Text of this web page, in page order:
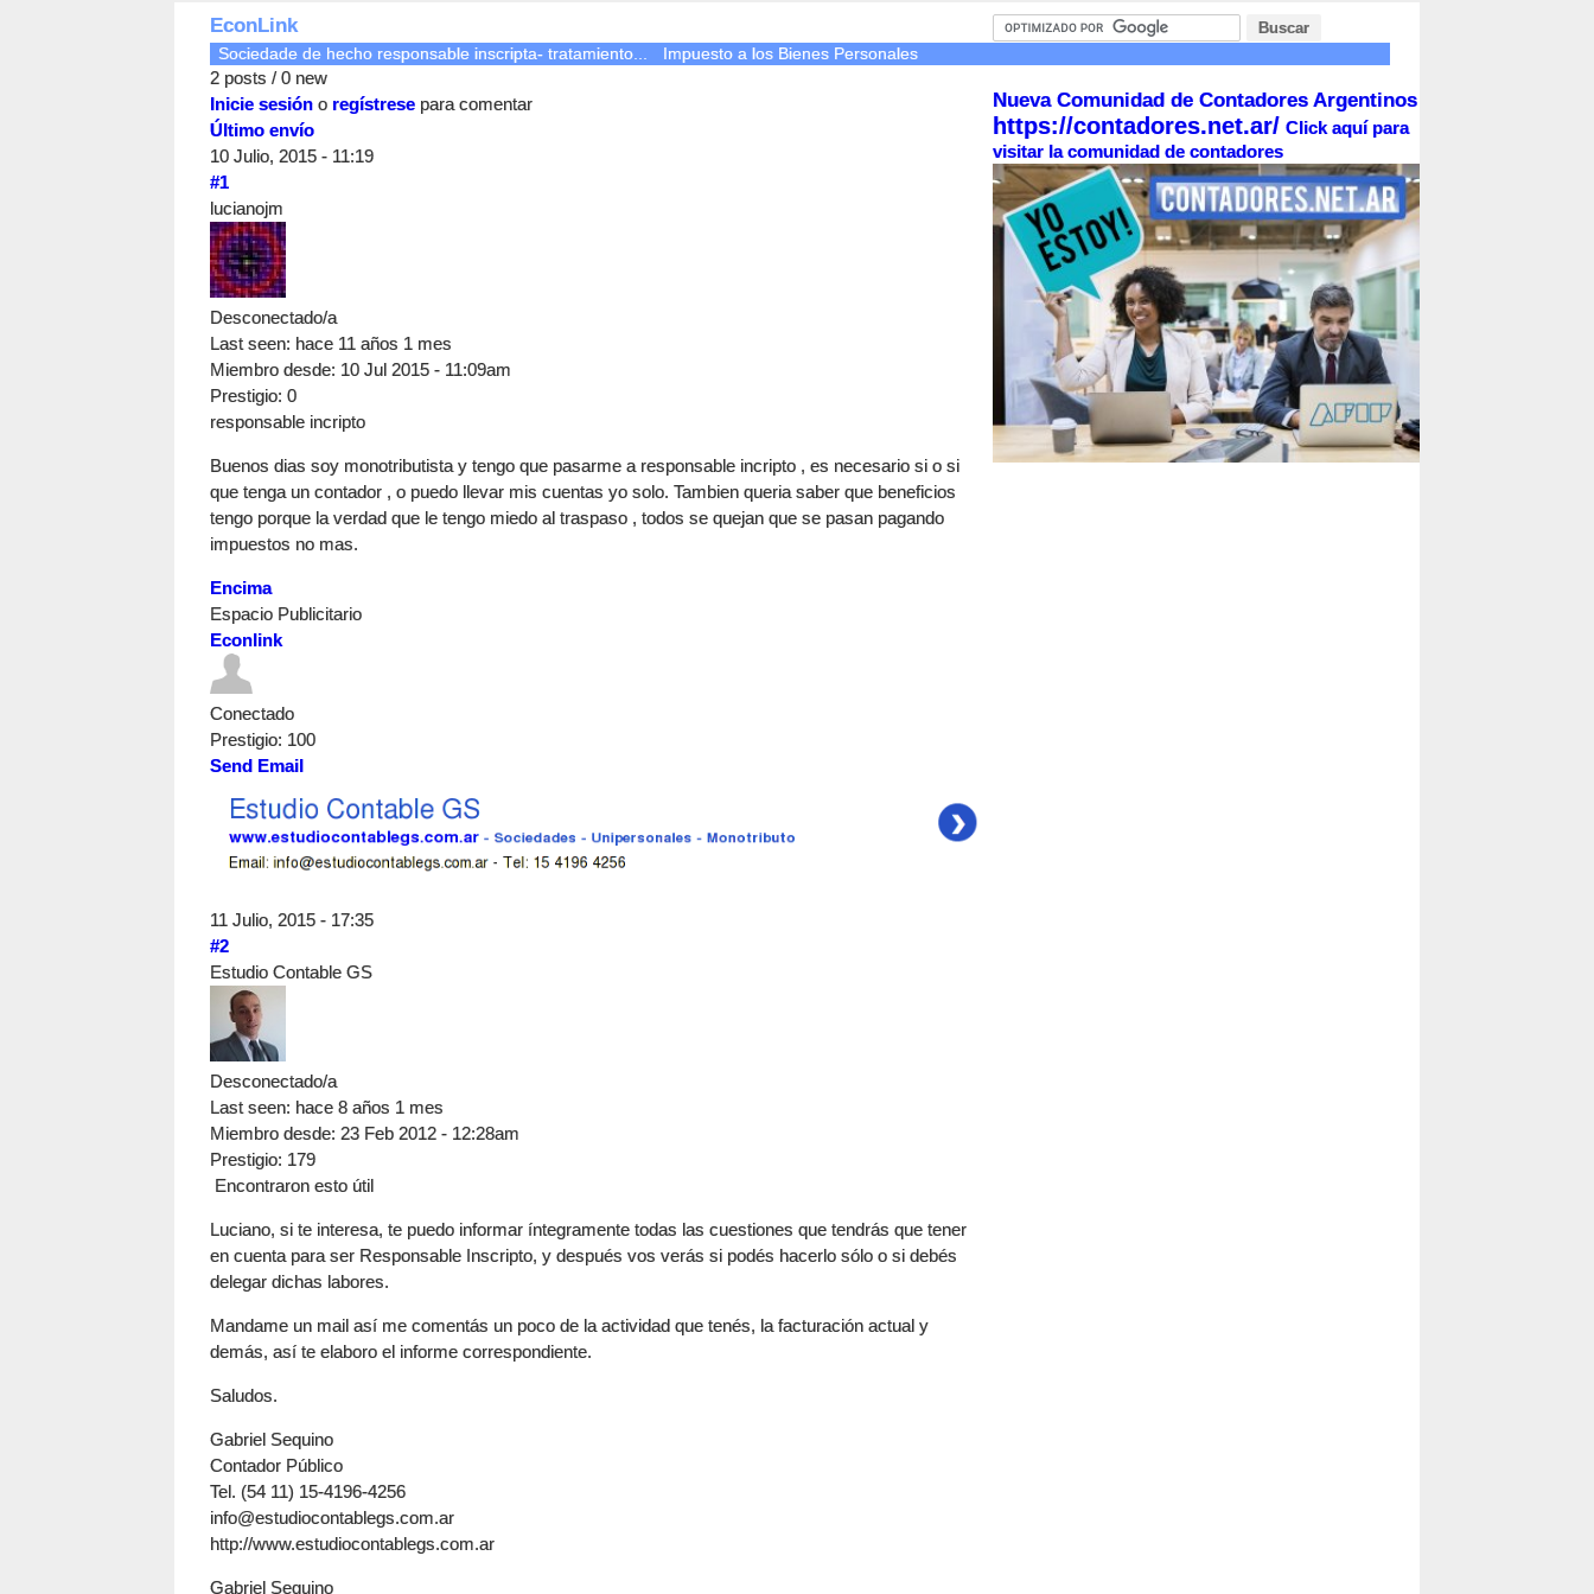
EconLink
Sociedade de hecho responsable inscripta- tratamiento... Impuesto a los Bienes Personales
2 posts / 0 new
Inicie sesión o regístrese para comentar
Último envío
10 Julio, 2015 - 11:19
#1
lucianojm
Desconectado/a
Last seen: hace 11 años 1 mes
Miembro desde: 10 Jul 2015 - 11:09am
Prestigio: 0
responsable incripto
Buenos dias soy monotributista y tengo que pasarme a responsable incripto , es necesario si o si
que tenga un contador , o puedo llevar mis cuentas yo solo. Tambien queria saber que beneficios
tengo porque la verdad que le tengo miedo al traspaso , todos se quejan que se pasan pagando
impuestos no mas.
Encima
Espacio Publicitario
Econlink
Conectado
Prestigio: 100
Send Email
11 Julio, 2015 - 17:35
#2
Estudio Contable GS
Desconectado/a
Last seen: hace 8 años 1 mes
Miembro desde: 23 Feb 2012 - 12:28am
Prestigio: 179
Encontraron esto útil
Luciano, si te interesa, te puedo informar íntegramente todas las cuestiones que tendrás que tener
en cuenta para ser Responsable Inscripto, y después vos verás si podés hacerlo sólo o si debés
delegar dichas labores.
Mandame un mail así me comentás un poco de la actividad que tenés, la facturación actual y
demás, así te elaboro el informe correspondiente.
Saludos.
Gabriel Sequino
Contador Público
Tel. (54 11) 15-4196-4256
info@estudiocontablegs.com.ar
http://www.estudiocontablegs.com.ar
Gabriel Sequino
Nueva Comunidad de Contadores Argentinos
https://contadores.net.ar/ Click aquí para
visitar la comunidad de contadores